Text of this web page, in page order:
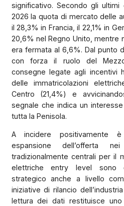
significativo. Secondo gli ultimi
2026 la quota di mercato delle
il 28,3% in Francia, il 22,1% in
20,6% nel Regno Unito, mentre
era fermata al 6,6%. Dal punto
con forza il ruolo del
consegne legate agli incentivi
delle immatricolazioni
Centro (21,4%) e
segnale che indica un
tutta la Penisola.
A incidere positivamente
espansione dell’offerta
tradizionalmente centrali per il
elettriche entry level sono
strategico anche a livello
iniziative di rilancio
lettura dei dati restituisce uno